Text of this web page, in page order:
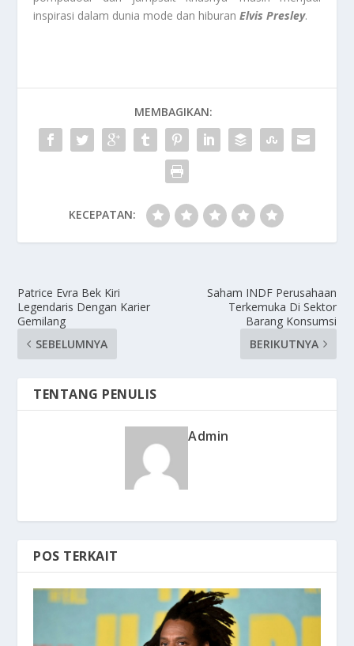
inspirasi dalam dunia mode dan hiburanElvis Presley.
MEMBAGIKAN:
KECEPATAN:
Patrice Evra Bek Kiri
Legendaris Dengan Karier
Gemilang
SEBELUMNYA
Saham INDF Perusahaan
Terkemuka Di Sektor
Barang Konsumsi
BERIKUTNYA
TENTANG PENULIS
Admin
POS TERKAIT